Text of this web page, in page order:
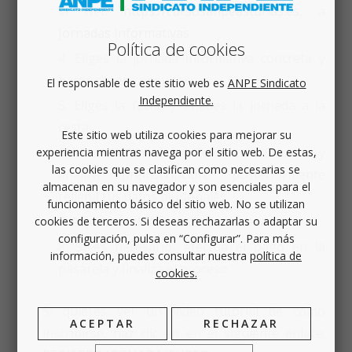
la webhttps://cursosanpeasturias.es
Eliges la jornada informativa concreta y
haces clic en consultar.
Eliges la fecha y añades la jornada a la
cesta.
Haz clic en el carrito o en ver cesta y
finaliza preinscripción, posteriormente
rellena tus datos personales.
Adjunta la documentación necesaria.
Si es necesario, efectúa el pago en la
pasarela y finaliza el proceso.
Si quieres ver un vídeo tutorial de cómo
inscribirse, haz clic en en el siguiente enlace:
Política de cookies
El responsable de este sitio web es ANPE Sindicato
Independiente.
Este sitio web utiliza cookies para mejorar su
experiencia mientras navega por el sitio web. De estas,
las cookies que se clasifican como necesarias se
almacenan en su navegador y son esenciales para el
funcionamiento básico del sitio web. No se utilizan
cookies de terceros. Si deseas rechazarlas o adaptar su
configuración, pulsa en “Configurar”. Para más
información, puedes consultar nuestra política de
cookies.
ACEPTAR RECHAZAR